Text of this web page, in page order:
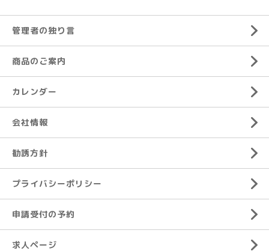
管理者の独り言
商品のご案内
カレンダー
会社情報
勧誘方針
プライバシーポリシー
申請受付の予約
求人ページ